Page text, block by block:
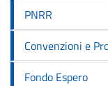
PNRR
Convenzioni e
Fondo Espero